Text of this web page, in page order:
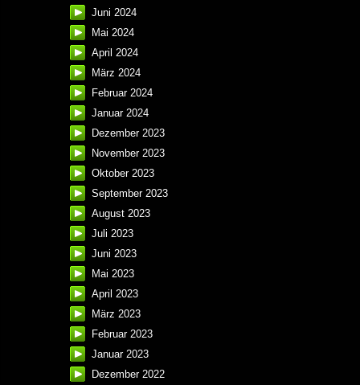
Juni 2024
Mai 2024
April 2024
März 2024
Februar 2024
Januar 2024
Dezember 2023
November 2023
Oktober 2023
September 2023
August 2023
Juli 2023
Juni 2023
Mai 2023
April 2023
März 2023
Februar 2023
Januar 2023
Dezember 2022